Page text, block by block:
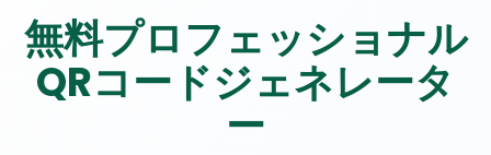
無料プロフェッショナル
QRコードジェネレータ
ー